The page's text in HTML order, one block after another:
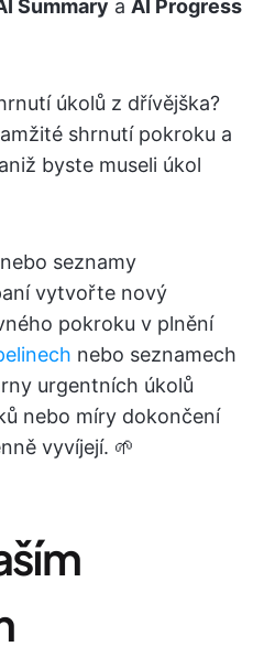
Summary a AI Progress
úkolů z dřívějška?
shrnutí pokroku a
byste museli úkol
nebo seznamy
vytvořte nový
pokroku v plnění
nebo seznamech
urgentních úkolů
nebo míry dokončení
vyvíjejí. 🌱